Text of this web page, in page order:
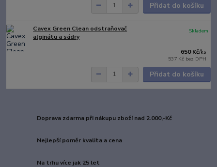
Přidat do košíku
Cavex Green Clean odstraňovač
alginátu a sádry
650 Kč/ks
537 Kč bez DPH
Skladem
Přidat do košíku
Doprava zdarma při nákupu zboží nad 2.000,-Kč
Nejlepší poměr kvalita a cena
Na trhu více jak 25 let